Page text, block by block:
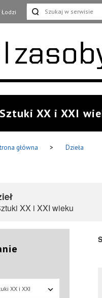
XX i XXI
główna > Dzieła
XX i XXI wieku
XX i XXI